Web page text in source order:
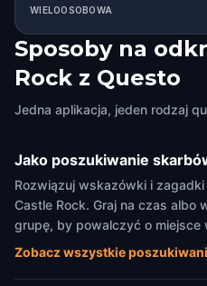
WIELOOSOBOWA
Sposoby na
Rock z Questo
Jedna aplikacja, jeden rodzaj
Jako poszukiwanie
Rozwiązuj wskazówki i
Castle Rock. Graj na czas albo
grupę, by powalczyć o miejsce
Zobacz wszystkie